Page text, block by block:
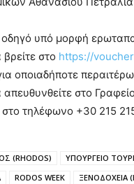
οδηγό υπό μορφή
στο https://
οποιαδήποτε περαιτέρω
απευθυνθείτε στο
τηλέφωνο +30 215
(RHODOS)
ΥΠΟΥΡΓΕΙΟ
RODOS WEEK ΞΕΝΟΔΟΧΕΙΑ